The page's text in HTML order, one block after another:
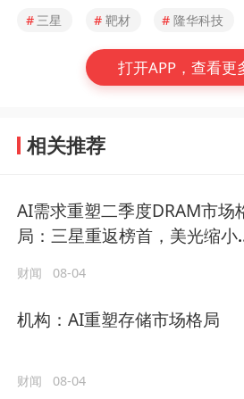
# 三星 # 靶材 # 隆华科技
打开APP，查看更
相关推荐
AI需求重塑二季度DRAM市场
局：三星重返榜首，美光缩小
财闻 08-04
机构：AI重塑存储市场格局
财闻 08-04